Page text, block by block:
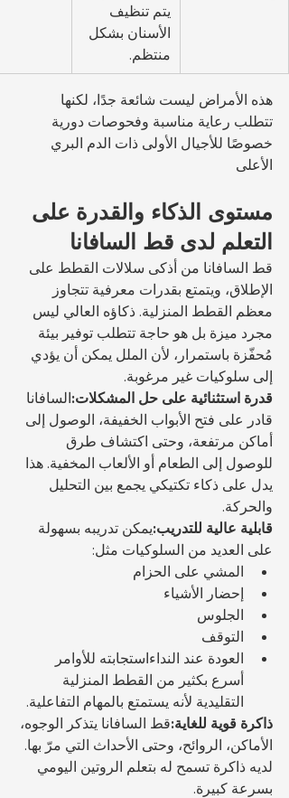
يتم تنظيف
الأسنان بشكل
منتظم.
هذه الأمراض ليست شائعة جدًا، لكنها
تتطلب رعاية مناسبة وفحوصات دورية
خصوصًا للأجيال الأولى ذات الدم البري
الأعلى
مستوى الذكاء والقدرة على
التعلم لدى قط السافانا
قط السافانا من أذكى سلالات القطط على
الإطلاق، ويتمتع بقدرات معرفية تتجاوز
معظم القطط المنزلية. ذكاؤه العالي ليس
مجرد ميزة بل هو حاجة تتطلب توفير بيئة
مُحفّزة باستمرار، لأن الملل يمكن أن يؤدي
إلى سلوكيات غير مرغوبة.
قدرة استثنائية على حل المشكلات:السافانا
قادر على فتح الأبواب الخفيفة، الوصول إلى
أماكن مرتفعة، وحتى اكتشاف طرق
للوصول إلى الطعام أو الألعاب المخفية. هذا
يدل على ذكاء تكتيكي يجمع بين التحليل
والحركة.
قابلية عالية للتدريب:يمكن تدريبه بسهولة
على العديد من السلوكيات مثل:
المشي على الحزام
إحضار الأشياء
الجلوس
التوقف
العودة عند النداءاستجابته للأوامر
أسرع بكثير من القطط المنزلية
التقليدية لأنه يستمتع بالمهام التفاعلية.
ذاكرة قوية للغاية:قط السافانا يتذكر الوجوه،
الأماكن، الروائح، وحتى الأحداث التي مرّ بها.
لديه ذاكرة تسمح له بتعلم الروتين اليومي
بسرعة كبيرة.